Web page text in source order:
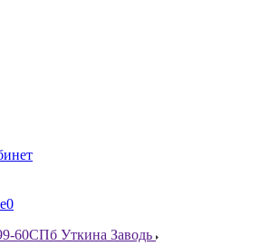
0
60СПб Уткина Заводь